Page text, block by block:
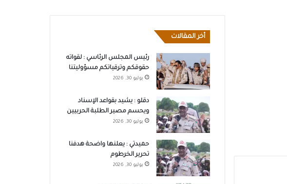
أخر المقالات
رئيس المجلس الرئاسي : لقواته
حقوقكم وترقياتكم مسؤوليتنا
يوليو 30, 2026
دقلو : يشيد بقواعد الإسناد
ويحسم مصير الطلبة الحربيين
يوليو 30, 2026
حميدتي : يعلنها واضحة هدفنا
تحرير الخرطوم
يوليو 30, 2026